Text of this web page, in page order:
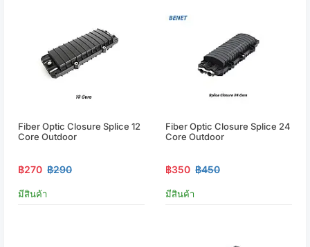
Fiber Optic Closure Splice 12
Core Outdoor
฿270 ฿290
มีสินค้า
Fiber Optic Closure Splice 24
Core Outdoor
฿350 ฿450
มีสินค้า